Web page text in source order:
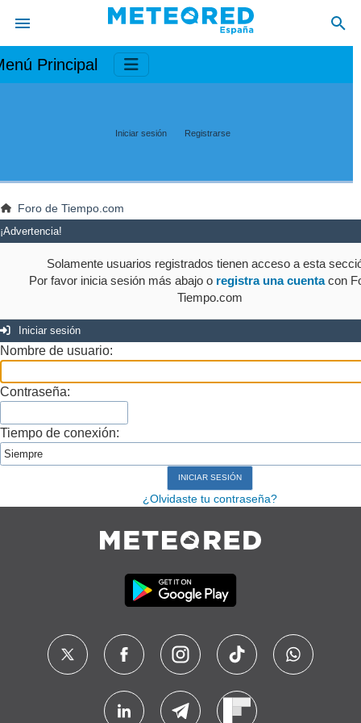
Principal
Iniciar sesión Registrarse
Foro de Tiempo.com
¡Advertencia!
Solamente usuarios registrados tienen acceso a esta
Por favor inicia sesión más abajo o registra una cuentacon
Tiempo.com
Iniciar sesión
Nombre de usuario:
Contraseña:
Tiempo de conexión:
¿Olvidaste tu contraseña?